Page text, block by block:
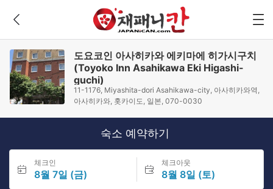
도요코인 아사히카와 에키마에 히가시구치
(Toyoko Inn Asahikawa Eki Higashi-
guchi)
11-1176, Miyashita-dori Asahikawa-city, 아사히카와역,
아사히카와, 홋카이도, 일본, 070-0030
숙소 예약하기
체크인
8월 7일 (금)
체크아웃
8월 8일 (토)